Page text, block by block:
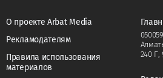
О проекте Arbat Media
Рекламодателям
Правила использования
материалов
240 Г,